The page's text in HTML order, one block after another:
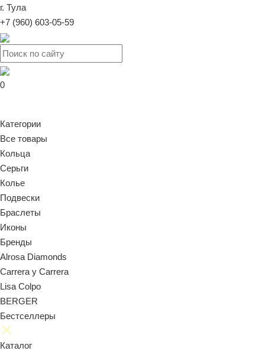
г. Тула
+7 (960) 603-05-59
0
Категории
Все товары
Кольца
Серьги
Колье
Подвески
Браслеты
Иконы
Бренды
Alrosa Diamonds
Carrera y Carrera
Lisa Colpo
BERGER
Бестселлеры
Каталог